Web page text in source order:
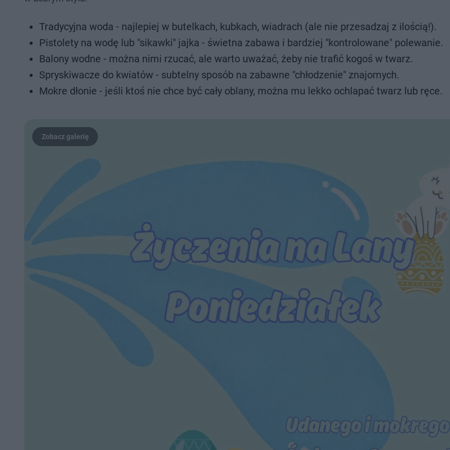
Tradycyjna woda - najlepiej w butelkach, kubkach, wiadrach (ale nie przesadzaj z ilością!).
Pistolety na wodę lub "sikawki" jajka - świetna zabawa i bardziej "kontrolowane" polewanie.
Balony wodne - można nimi rzucać, ale warto uważać, żeby nie trafić kogoś w twarz.
Spryskiwacze do kwiatów - subtelny sposób na zabawne "chłodzenie" znajomych.
Mokre dłonie - jeśli ktoś nie chce być cały oblany, można mu lekko ochlapać twarz lub ręce.